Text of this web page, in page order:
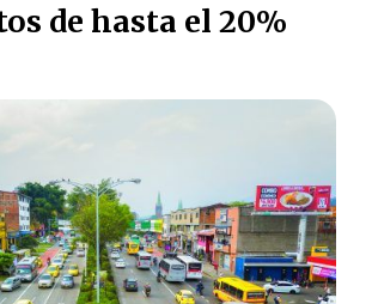
de hasta el 20%